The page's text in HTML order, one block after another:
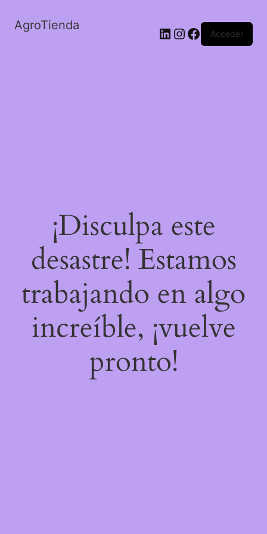
AgroTienda LinkedIn
Instagram
Facebook
Acceder
¡Disculpa este
desastre! Estamos
trabajando en algo
increíble, ¡vuelve
pronto!